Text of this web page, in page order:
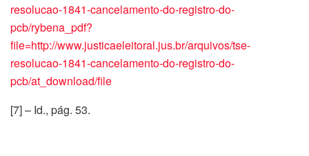
resolucao-1841-cancelamento-do-registro-do-
pcb/rybena_pdf?
file=http://www.justicaeleitoral.jus.br/arquivos/tse-
resolucao-1841-cancelamento-do-registro-do-
pcb/at_download/file
[7] – Id., pág. 53.